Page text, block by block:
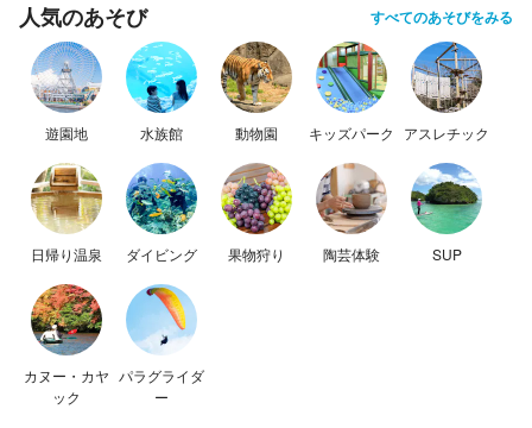
人気のあそび すべてのあそびをみる
遊園地 水族館 動物園 キッズパーク アスレチック
日帰り温泉 ダイビング 果物狩り 陶芸体験 SUP
カヌー・カヤ
ック
パラグライダ
ー